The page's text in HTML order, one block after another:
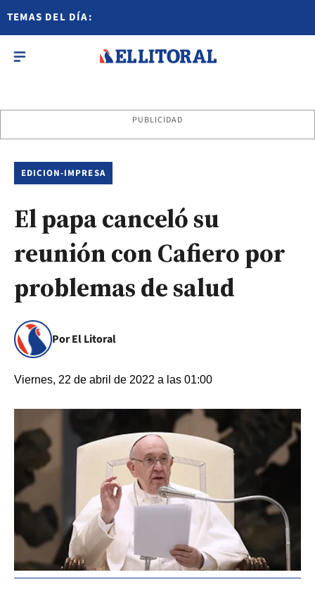
TEMAS DEL DÍA:
PUBLICIDAD
EDICION-IMPRESA
El papa canceló su
reunión con Cafiero por
problemas de salud
Por El Litoral
Viernes, 22 de abril de 2022 a las 01:00